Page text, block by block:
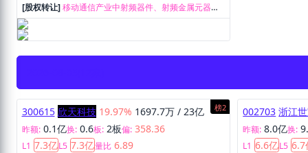
[股权转让]移动通信产业中射频器件、射频金属元器
件、射频结构件研发、生产和销售。
榜2
300615 欣天科技 19.97% 1697.7万 / 23亿
昨额: 0.1亿换: 0.6板: 2板偏: 358.36
L1 7.3亿L5 7.3亿量比 6.89
002703 浙江
昨额: 8.0亿换:
L1 6.6亿L5 6.7